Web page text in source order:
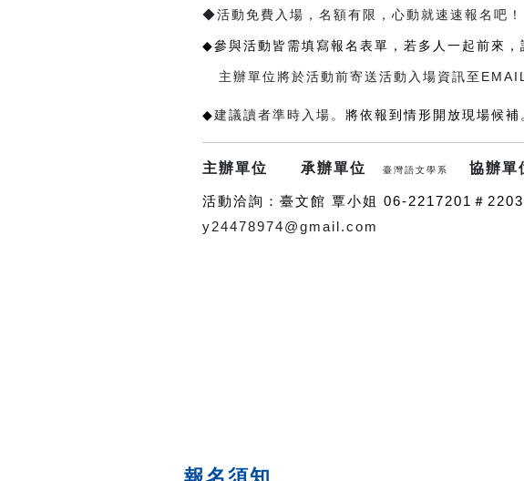
​◆活動免費入場， 名額有限，心動就速速報名吧！
◆參與活動皆需填寫報名表單，若多人一起前來
主辦單位將於活動前寄送活動入場資訊至
◆建議讀者準時入場。 將依報到情形開放現場候補
主辦單位 承辦單位 臺灣語文學系 協辦單
活動洽詢：臺文館 覃小姐 06-2217201＃2203
y24478974@gmail.com